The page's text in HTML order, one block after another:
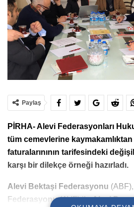
Paylaş
PİRHA- Alevi Federasyonları
tüm cemevlerine
faturalarınının tarifesindeki
karşı bir dilekçe örneği hazırladı.
Alevi Bektaşi Federasyonu (ABF),
Federasyonu(AVF) ileAlevi